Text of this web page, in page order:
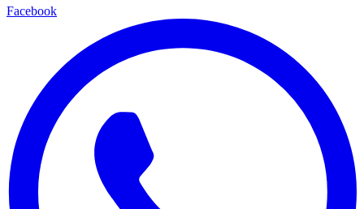
Facebook